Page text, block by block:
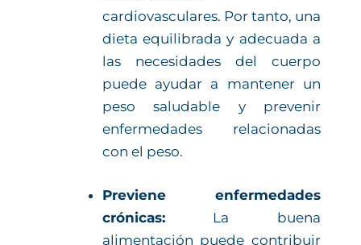
cardiovasculares. Por tanto, una
dieta equilibrada y adecuada a
las necesidades del cuerpo
puede ayudar a mantener un
peso saludable y prevenir
enfermedades relacionadas
con el peso.
Previene enfermedades
crónicas:La buena
alimentación puede contribuir